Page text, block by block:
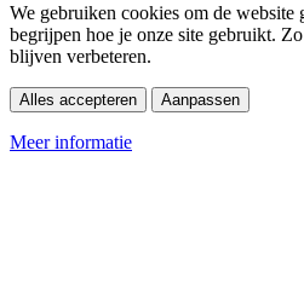
We gebruiken cookies om de website
begrijpen hoe je onze site gebruikt.
blijven verbeteren.
Alles accepteren Aanpassen
Meer informatie